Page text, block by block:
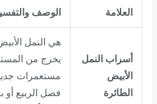
العلامة الوصف
أسراب النمل
الأبيض
الطائرة
هي النمل
يخرج من
مستعمرات
فصل الربيع أو